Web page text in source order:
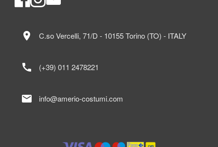
location_on C.so Vercelli, 71/D - 10155 Torino (TO) - ITALY
call (+39) 011 2478221
mail info@amerio-costumi.com